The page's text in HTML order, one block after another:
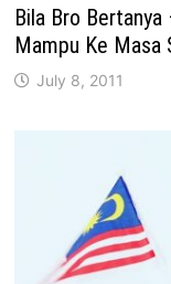
Bila Bro
Mampu Ke Masa
July 8, 2011